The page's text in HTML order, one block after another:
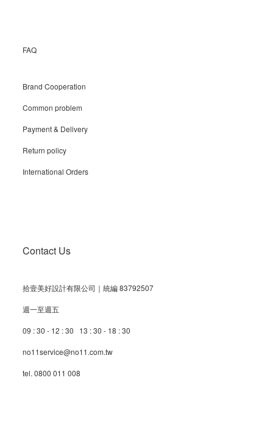
FAQ
Brand Cooperation
Common problem
Payment & Delivery
Return policy
International Orders
Contact Us
拾壹美好設計有限公司｜統編 83792507
週一至週五
09 : 30 - 12 : 30 13 : 30 - 18 : 30
no11service@no11.com.tw
tel. 0800 011 008